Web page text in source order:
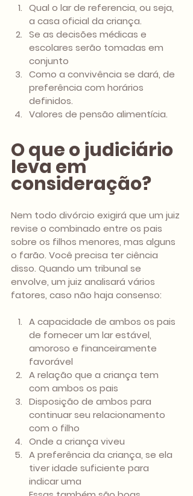
Qual o lar de referencia, ou seja,
a casa oficial da criança.
Se as decisões médicas e
escolares serão tomadas em
conjunto
Como a convivência se dará, de
preferência com horários
definidos.
Valores de pensão alimentícia.
O que o judiciário
leva em
consideração?
Nem todo divórcio exigirá que um juiz
revise o combinado entre os pais
sobre os filhos menores, mas alguns
o farão. Você precisa ter ciência
disso. Quando um tribunal se
envolve, um juiz analisará vários
fatores, caso não haja consenso:
A capacidade de ambos os pais
de fornecer um lar estável,
amoroso e financeiramente
favorável
A relação que a criança tem
com ambos os pais
Disposição de ambos para
continuar seu relacionamento
com o filho
Onde a criança viveu
A preferência da criança, se ela
tiver idade suficiente para
indicar uma